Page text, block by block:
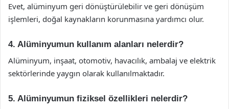
Evet, alüminyum geri dönüştürülebilir ve geri dönüşüm
işlemleri, doğal kaynakların korunmasına yardımcı olur.
4. Alüminyumun kullanım alanları nelerdir?
Alüminyum, inşaat, otomotiv, havacılık, ambalaj ve elektrik
sektörlerinde yaygın olarak kullanılmaktadır.
5. Alüminyumun fiziksel özellikleri nelerdir?